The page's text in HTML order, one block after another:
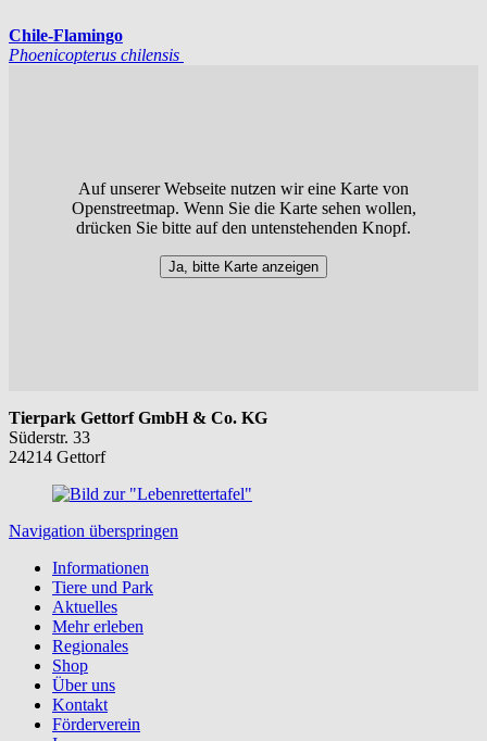
Chile-Flamingo
Phoenico­pterus chilensis
Auf unserer Webseite nutzen wir eine Karte von
Openstreetmap. Wenn Sie die Karte sehen wollen,
drücken Sie bitte auf den untenstehenden Knopf.
Ja, bitte Karte anzeigen
Tierpark Gettorf GmbH & Co. KG
Süderstr. 33
24214 Gettorf
Navigation überspringen
Informationen
Tiere und Park
Aktuelles
Mehr erleben
Regionales
Shop
Über uns
Kontakt
Förderverein